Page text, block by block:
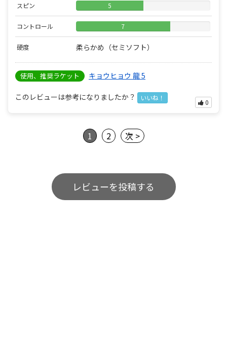
スピン 5
コントロール 7
硬度 柔らかめ（セミソフト）
使用、推奨ラケット キョウヒョウ 龍 5
このレビューは参考になりましたか？ いいね！
0
1 2 次 >
レビューを投稿する